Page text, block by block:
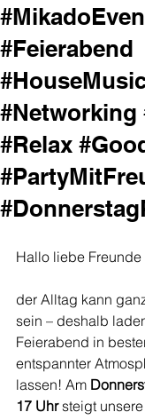
#Feierabend
#Networking
#Relax
Hallo liebe Freunde
der Alltag kann
sein – deshalb
Feierabend in
entspannter
lassen! Am
17 Uhr steigt unsere